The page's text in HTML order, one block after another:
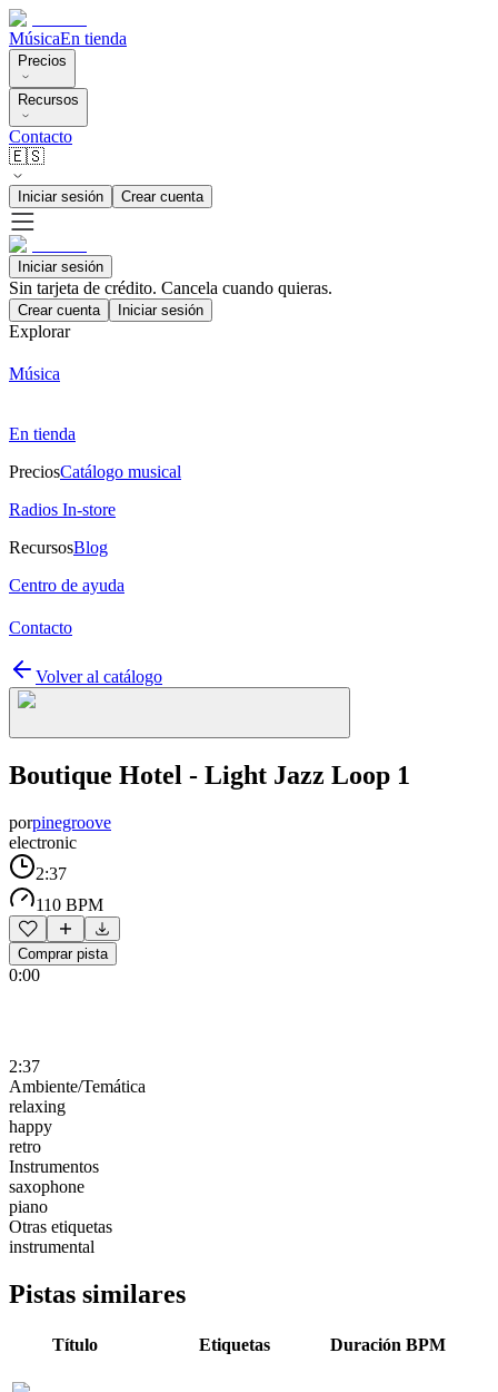
MúsicaEn tienda
Precios
Recursos
Contacto
🇪🇸
Iniciar sesión Crear cuenta
Iniciar sesión
Sin tarjeta de crédito. Cancela cuando quieras.
Crear cuenta Iniciar sesión
Explorar
Música
En tienda
PreciosCatálogo musical
Radios In-store
RecursosBlog
Centro de ayuda
Contacto
Volver al catálogo
Boutique Hotel - Light Jazz Loop 1
porpinegroove
electronic
2:37
110 BPM
Comprar pista
0:00
2:37
Ambiente/Temática
relaxing
happy
retro
Instrumentos
saxophone
piano
Otras etiquetas
instrumental
Pistas similares
Título Etiquetas Duración BPM